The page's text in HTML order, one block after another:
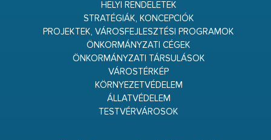
HELYI RENDELETEK
STRATÉGIÁK, KONCEPCIÓK
PROJEKTEK, VÁROSFEJLESZTÉSI PROGRAMOK
ÖNKORMÁNYZATI CÉGEK
ÖNKORMÁNYZATI TÁRSULÁSOK
VÁROSTÉRKÉP
KÖRNYEZETVÉDELEM
ÁLLATVÉDELEM
TESTVÉRVÁROSOK